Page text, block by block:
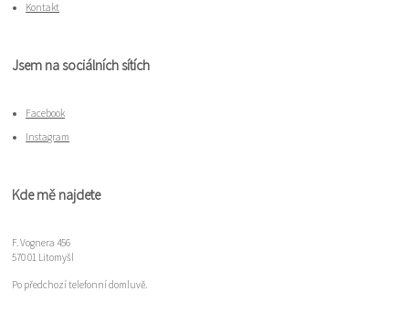
Kontakt
Jsem na sociálních sítích
Facebook
Instagram
Kde mě najdete
F. Vognera 456
570 01 Litomyšl
Po předchozí telefonní domluvě.